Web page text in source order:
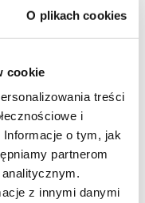
O plikach cookies
cookie
treści
i
o tym, jak
partnerom
z innymi danymi
Szpilka